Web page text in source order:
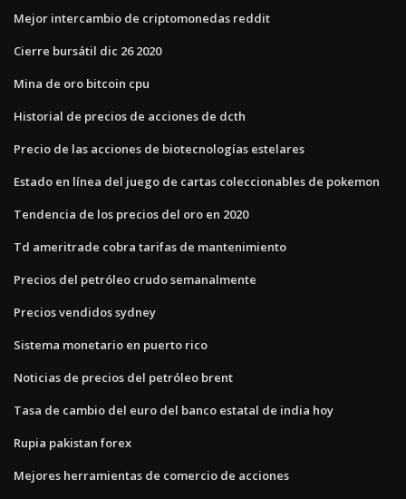
Mejor intercambio de criptomonedas reddit
Cierre bursátil dic 26 2020
Mina de oro bitcoin cpu
Historial de precios de acciones de dcth
Precio de las acciones de biotecnologías estelares
Estado en línea del juego de cartas coleccionables de pokemon
Tendencia de los precios del oro en 2020
Td ameritrade cobra tarifas de mantenimiento
Precios del petróleo crudo semanalmente
Precios vendidos sydney
Sistema monetario en puerto rico
Noticias de precios del petróleo brent
Tasa de cambio del euro del banco estatal de india hoy
Rupia pakistan forex
Mejores herramientas de comercio de acciones